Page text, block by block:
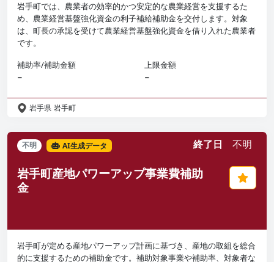
岩手町では、農業者の効率的かつ安定的な農業経営を支援するた
め、農業経営基盤強化資金の利子補給補助金を交付します。対象
は、町長の承認を受けて農業経営基盤強化資金を借り入れた農業者
です。
補助率/補助金額
−
上限金額
−
岩手県 岩手町
不明 AI生成データ 終了日 不明
岩手町産地パワーアップ事業費補助
金
岩手町が定める産地パワーアップ計画に基づき、産地の取組を総合
的に支援するための補助金です。補助対象事業や補助率、対象者な